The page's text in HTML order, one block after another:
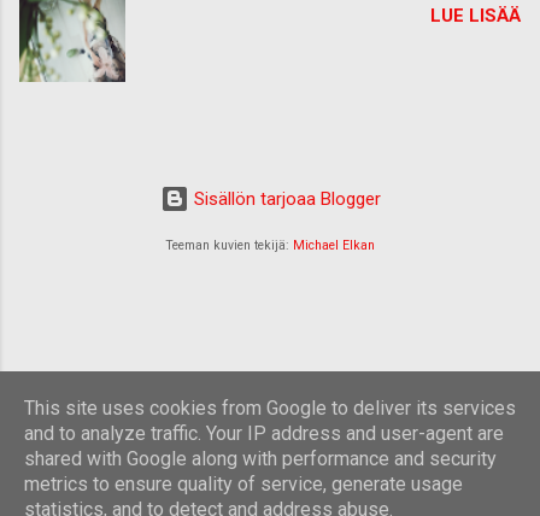
LUE LISÄÄ
Sisällön tarjoaa Blogger
Teeman kuvien tekijä: Michael Elkan
This site uses cookies from Google to deliver its services
and to analyze traffic. Your IP address and user-agent are
shared with Google along with performance and security
metrics to ensure quality of service, generate usage
statistics, and to detect and address abuse.